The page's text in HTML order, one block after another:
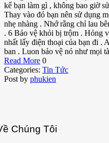
kể bạn làm gì , không bao giờ
Thay vào đó bạn nên sử dụng
nhẹ nhàng . Nhớ rằng chỉ lau
. 6 Bảo vệ khỏi bị trộm . Hỏng
nhất lấy điện thoại của bạn đi .
ban . Luon bảo vệ nó như mọi
Read More 0
Categories: Tin Tức
Post by phukien
Chúng Tôi